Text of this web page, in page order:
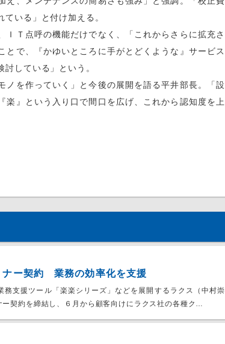
いる」と付け加える。
Ｔ点呼の機能だけでなく、「これからさらに拡充さ
で、『かゆいところに手がとどくような』サービス
している」という。
を作っていく」と今後の展開を語る平井部長。「設
』という入り口で間口を広げ、これから認知度を上
ナー契約 業務の効率化を支援
務支援ツール「楽楽シリーズ」などを展開するラクス（中村崇
契約を締結し、６月から顧客向けにラクス社の各種ク…